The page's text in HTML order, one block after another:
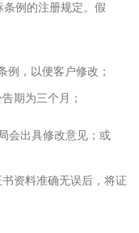
例的注册规定。假
例，以便客户修改；
期为三个月；
会出具修改意见；或
资料准确无误后，将证